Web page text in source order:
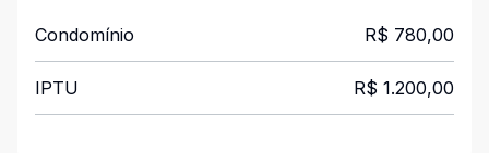
Condomínio R$ 780,00
IPTU R$ 1.200,00